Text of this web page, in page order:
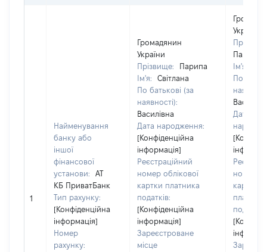
1
Найменування
банку або
іншої
фінансової
установи:
АТ
КБ ПриватБанк
Тип рахунку:
[Конфіденційна
інформація]
Номер
рахунку:
Громадянин
України
Прізвище:
Парипа
Ім'я:
Світлана
По батькові (за
наявності):
Василівна
Дата народження:
[Конфіденційна
інформація]
Реєстраційний
номер облікової
картки платника
податків:
[Конфіденційна
інформація]
Зареєстроване
місце
України
Парипа
Ім'я:
По
Дата
номер
картки
платника
податків: